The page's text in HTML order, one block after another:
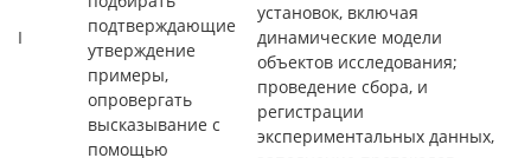
I
подтверждающие
утверждение
примеры,
опровергать
высказывание с
помощью
установок, включая
динамические модели
объектов исследования;
проведение сбора, и
регистрации
экспериментальных данных,